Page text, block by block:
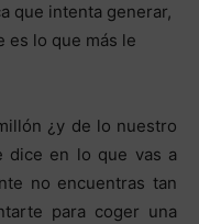
que intenta generar,
es lo que más le
¿y de lo nuestro
dice en lo que vas a
no encuentras tan
para coger una